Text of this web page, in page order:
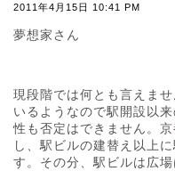
2011年4月15日 10:41 PM
夢想家さん
現段階では何とも言えま
いるようなので駅開設以
性も否定はできません。
し、駅ビルの建替え以上
す。その分、駅ビルは広